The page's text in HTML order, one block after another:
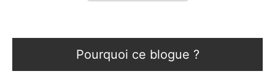
Pourquoi ce blogue ?